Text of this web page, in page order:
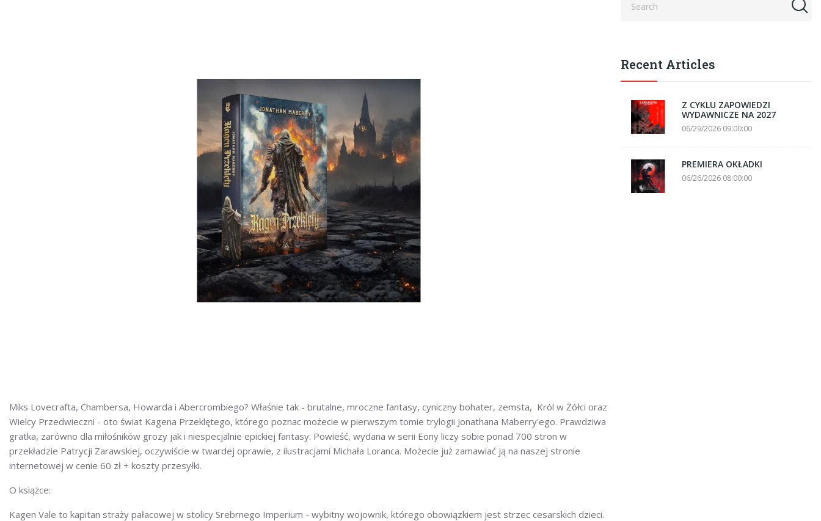
Miks Lovecrafta, Chambersa, Howarda i Abercrombiego? Właśnie tak - brutalne, mroczne fantasy, cyniczny bohater, zemsta, Król w Żółci oraz
Wielcy Przedwieczni - oto świat Kagena Przeklętego, którego poznac możecie w pierwszym tomie trylogii Jonathana Maberry'ego. Prawdziwa
gratka, zarówno dla miłośników grozy jak i niespecjalnie epickiej fantasy. Powieść, wydana w serii Eony liczy sobie ponad 700 stron w
przekładzie Patrycji Zarawskiej, oczywiście w twardej oprawie, z ilustracjami Michała Loranca. Możecie już zamawiać ją na naszej stronie
internetowej w cenie 60 zł + koszty przesyłki.
O książce:
Kagen Vale to kapitan straży pałacowej w stolicy Srebrnego Imperium - wybitny wojownik, którego obowiązkiem jest strzec cesarskich dzieci.
Recent Articles
Z CYKLU ZAPOWIEDZI
WYDAWNICZE NA 2027
06/29/2026 09:00:00
PREMIERA OKŁADKI
06/26/2026 08:00:00